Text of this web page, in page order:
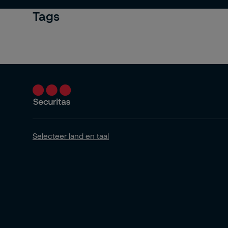
Tags
Selecteer land en taal